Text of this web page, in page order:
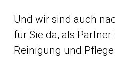
Und wir sind auch
für Sie da, als
Reinigung und